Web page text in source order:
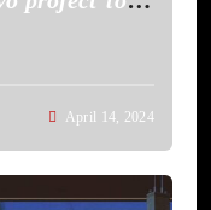
April 14, 2024